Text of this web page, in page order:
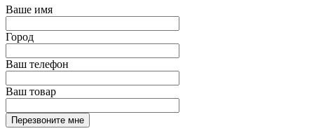
Ваше имя
Город
Ваш телефон
Ваш товар